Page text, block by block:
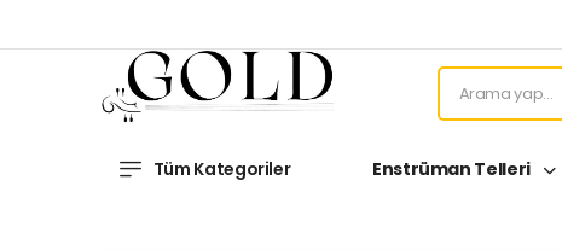
Tüm Kategoriler Enstrüman Telleri